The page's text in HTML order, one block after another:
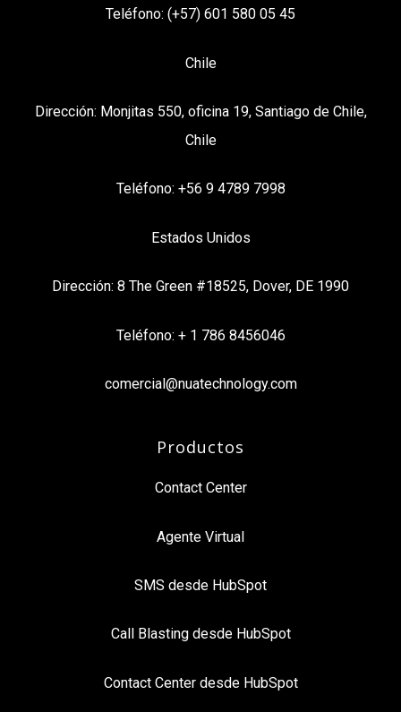
Teléfono: (+57) 601 580 05 45
Chile
Dirección: Monjitas 550, oficina 19, Santiago de Chile,
Chile
Teléfono: +56 9 4789 7998
Estados Unidos
Dirección: 8 The Green #18525, Dover, DE 1990
Teléfono: + 1 786 8456046
comercial@nuatechnology.com
Productos
Contact Center
Agente Virtual
SMS desde HubSpot
Call Blasting desde HubSpot
Contact Center desde HubSpot